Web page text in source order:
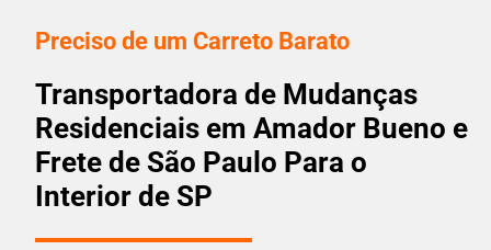
Preciso de um Carreto Barato
Transportadora de Mudanças
Residenciais em Amador Bueno e
Frete de São Paulo Para o
Interior de SP